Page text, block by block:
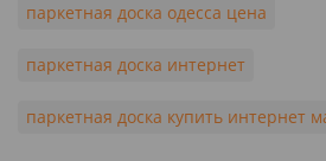
паркетная доска одесса цена
паркетная доска интернет
паркетная доска купить интернет